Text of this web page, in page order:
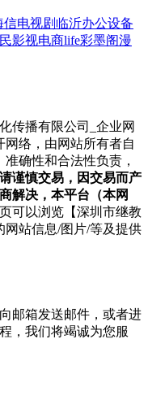
信电视剧 临沂办公设备
影视电商life彩墨阁漫
传播有限公司_企业网
络，由网站所有者自
确性和合法性负责，
谨慎交易，因交易而产
解决，本平台（本网
可以浏览【深圳市继教
网站信息/图片/等及提供
邮箱发送邮件，或者进
，我们将竭诚为您服